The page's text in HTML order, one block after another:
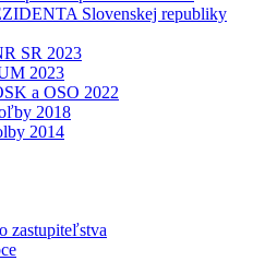
Slovenskej republiky
SR 2023
2023
a OSO 2022
2018
2014
zastupiteľstva